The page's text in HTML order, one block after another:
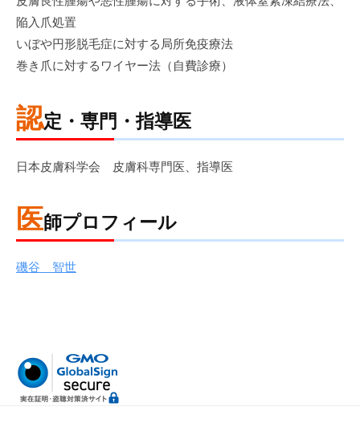
陥入爪処置
いぼや円形脱毛症に対する局所免疫療法
巻き爪に対するワイヤー法（自費診療）
認定・専門・指導医
日本皮膚科学会 皮膚科専門医、指導医
医師プロフィール
磯谷 智世